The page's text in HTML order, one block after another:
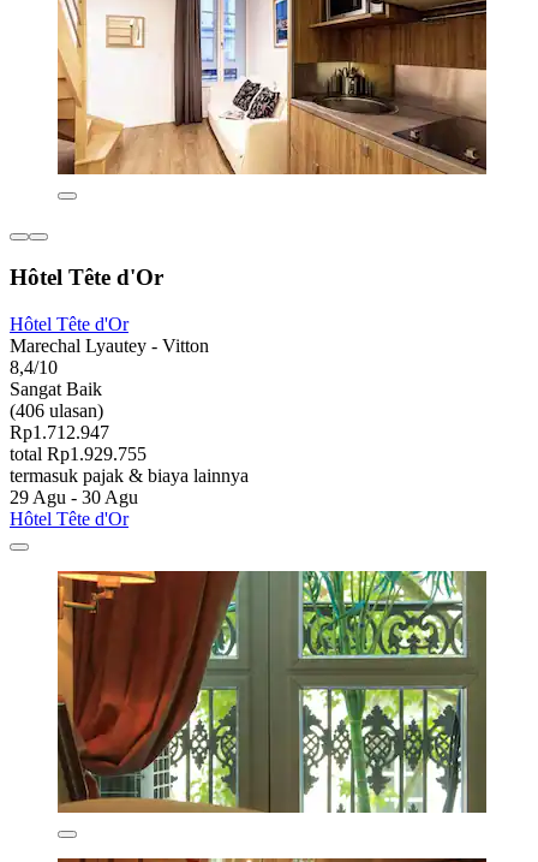
Hôtel Tête d'Or
Hôtel Tête d'Or
Marechal Lyautey - Vitton
8,4/10
Sangat Baik
(406 ulasan)
Rp1.712.947
total Rp1.929.755
termasuk pajak & biaya lainnya
29 Agu - 30 Agu
Hôtel Tête d'Or